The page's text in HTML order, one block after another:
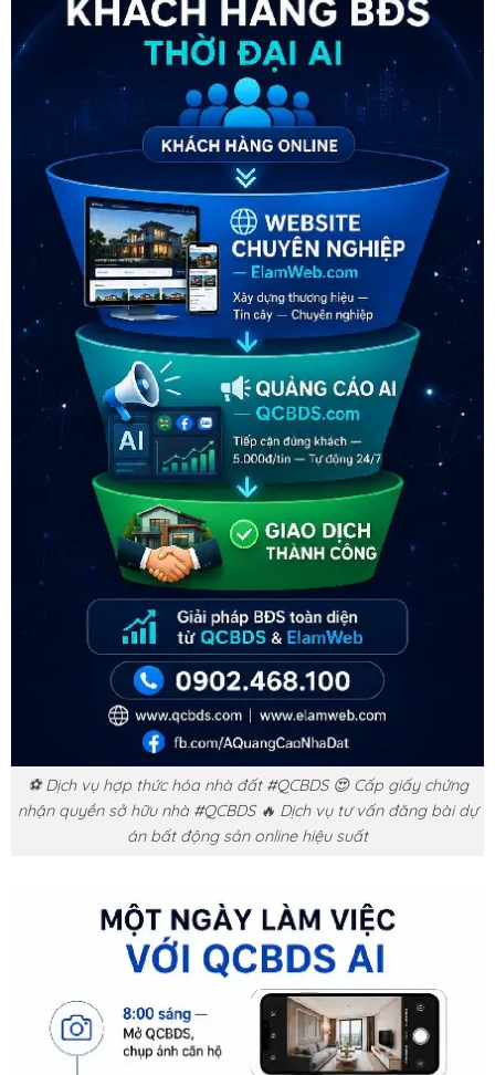
⚽ Dịch vụ hợp thức hóa nhà đất #QCBDS 😍 Cấp giấy chứng
nhận quyền sở hữu nhà #QCBDS 🔥 Dịch vụ tư vấn đăng bài dự
án bất động sản online hiệu suất